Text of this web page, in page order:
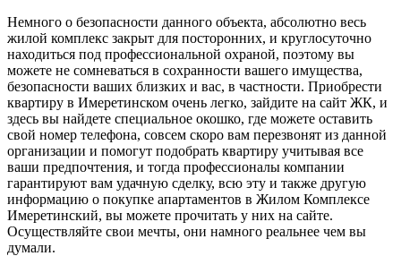
Немного о безопасности данного объекта, абсолютно весь
жилой комплекс закрыт для посторонних, и круглосуточно
находиться под профессиональной охраной, поэтому вы
можете не сомневаться в сохранности вашего имущества,
безопасности ваших близких и вас, в частности. Приобрести
квартиру в Имеретинском очень легко, зайдите на сайт ЖК, и
здесь вы найдете специальное окошко, где можете оставить
свой номер телефона, совсем скоро вам перезвонят из данной
организации и помогут подобрать квартиру учитывая все
ваши предпочтения, и тогда профессионалы компании
гарантируют вам удачную сделку, всю эту и также другую
информацию о покупке апартаментов в Жилом Комплексе
Имеретинский, вы можете прочитать у них на сайте.
Осуществляйте свои мечты, они намного реальнее чем вы
думали.